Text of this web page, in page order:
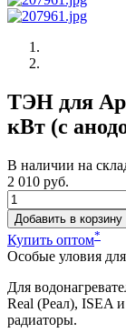
ТЭН для
кВт (с
В наличии на
2 010 руб.
Добавить в корзину
Купить оптом*
Особые уловия
Для
Real (Реал), ISEA
радиаторы.